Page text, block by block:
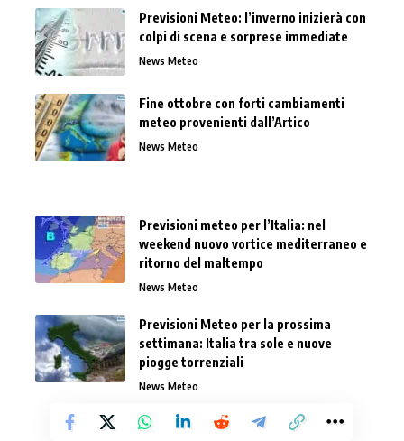
Previsioni Meteo: l’inverno inizierà con
colpi di scena e sorprese immediate
News Meteo
Fine ottobre con forti cambiamenti
meteo provenienti dall’Artico
News Meteo
Previsioni meteo per l’Italia: nel
weekend nuovo vortice mediterraneo e
ritorno del maltempo
News Meteo
Previsioni Meteo per la prossima
settimana: Italia tra sole e nuove
piogge torrenziali
News Meteo